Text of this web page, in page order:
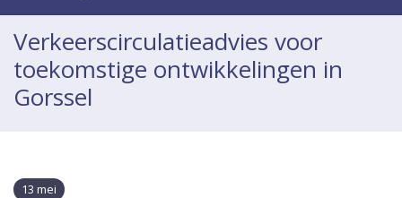
Verkeerscirculatieadvies voor
toekomstige ontwikkelingen in
Gorssel
13 mei